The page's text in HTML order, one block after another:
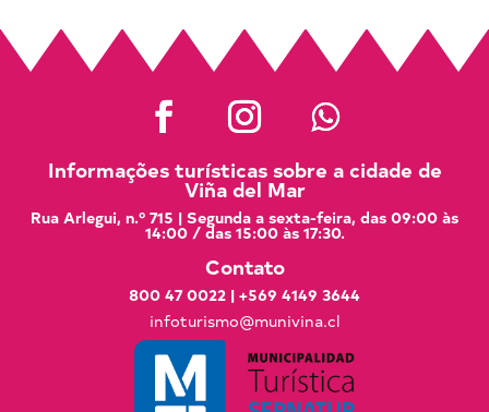
Informações turísticas sobre a cidade de
Viña del Mar
Rua Arlegui, n.º 715 | Segunda a sexta-feira, das 09:00 às
14:00 / das 15:00 às 17:30.
Contato
800 47 0022 | +569 4149 3644
infoturismo@munivina.cl